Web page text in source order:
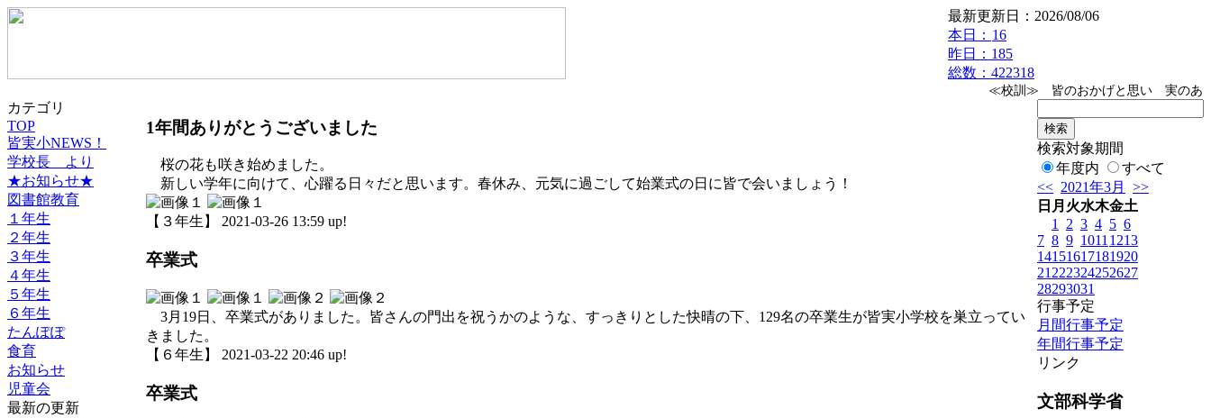
最新更新日：2026/08/06
本日： 16
昨日：185
総数：422318
≪校訓≫ 皆のおかげと思い 実のある
カテゴリ
TOP
皆実小NEWS！
学校長 より
★お知らせ★
図書館教育
１年生
２年生
３年生
４年生
５年生
６年生
たんぽぽ
食育
お知らせ
児童会
最新の更新
1年間ありがとうございました
桜の花も咲き始めました。
新しい学年に向けて、心躍る日々だと思います。春休み、元気に過ごして始業式の日に皆で会いましょう！
【３年生】 2021-03-26 13:59 up!
卒業式
3月19日、卒業式がありました。皆さんの門出を祝うかのような、すっきりとした快晴の下、129名の卒業生が皆実小学校を巣立ってい
きました。
【６年生】 2021-03-22 20:46 up!
卒業式
検索対象期間
年度内
すべて
<< 2021年3月
>>
日 月 火水木金土
1
2 3 4 5 6
7 8 9 1011 1213
14151617181920
21 222324252627
28293031
行事予定
月間行事予定
年間行事予定
リンク
文部科学省